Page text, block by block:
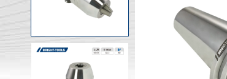
Werkzeuge
Bohr werkzeuge